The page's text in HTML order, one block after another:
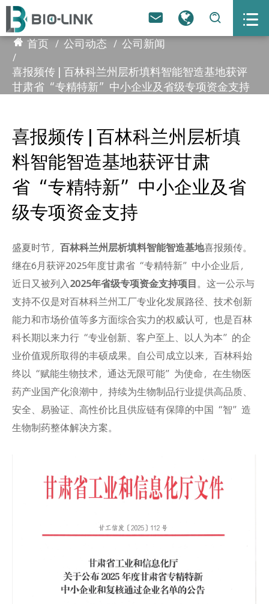
  
首页 公司动态
公司新闻
喜报频传 | 百林科兰州层析填料智能智造基地获评
甘肃省“专精特新”中小企业及省级专项资金支持
喜报频传 | 百林科兰州层析填
料智能智造基地获评甘肃
省“专精特新”中小企业及省
级专项资金支持
盛夏时节， 百林科兰州层析填料智能智造基地喜报频传。
继在6月获评2025年度甘肃省“专精特新”中小企业后，
近日又被列入2025年省级专项资金支持项目。这一公示与
支持不仅是对百林科兰州工厂专业化发展路径、技术创新
能力和市场价值等多方面综合实力的权威认可，也是百林
科长期以来力行“专业创新、客户至上、以人为本”的企
业价值观所取得的丰硕成果。自公司成立以来，百林科始
终以“赋能生物技术，通达无限可能”为使命，在生物医
药产业国产化浪潮中，持续为生物制品行业提供高品质、
安全、易验证、高性价比且供应链有保障的中国“智”造
生物制药整体解决方案。